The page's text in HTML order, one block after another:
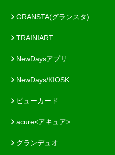
GRANSTA(グランスタ)
TRAINIART
NewDaysアプリ
NewDays/KIOSK
ビューカード
acure<アキュア>
グランデュオ